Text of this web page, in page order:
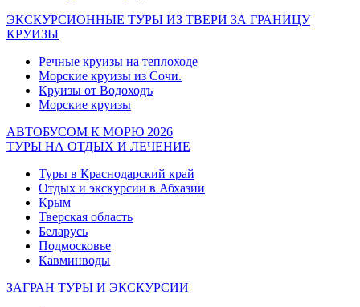
ЭКСКУРСИОННЫЕ ТУРЫ ИЗ ТВЕРИ ЗА ГРАНИЦУ
КРУИЗЫ
Речные круизы на теплоходе
Морские круизы из Сочи.
Круизы от Водоходъ
Морские круизы
АВТОБУСОМ К МОРЮ 2026
ТУРЫ НА ОТДЫХ И ЛЕЧЕНИЕ
Туры в Краснодарский край
Отдых и экскурсии в Абхазии
Крым
Тверская область
Беларусь
Подмосковье
Кавминводы
ЗАГРАН ТУРЫ И ЭКСКУРСИИ